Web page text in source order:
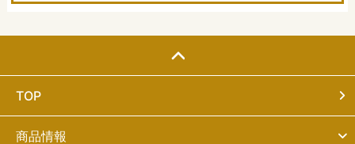
TOP
商品情報